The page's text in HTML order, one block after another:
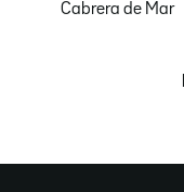
Cabrera de Mar